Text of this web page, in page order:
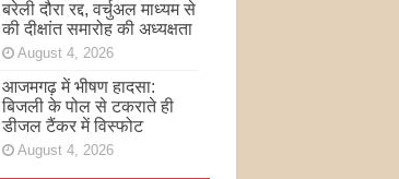
बरेली दौरा रद्द, वर्चुअल माध्यम से
की दीक्षांत समारोह की अध्यक्षता
August 4, 2026
आजमगढ़ में भीषण हादसा:
बिजली के पोल से टकराते ही
डीजल टैंकर में विस्फोट
August 4, 2026